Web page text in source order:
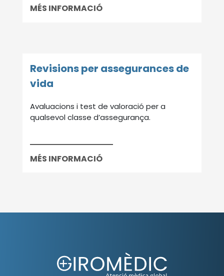
MÉS INFORMACIÓ
Revisions per assegurances de
vida
Avaluacions i test de valoració per a
qualsevol classe d’assegurança.
MÉS INFORMACIÓ